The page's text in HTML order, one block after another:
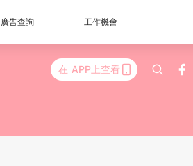
廣告查詢 工作機會
在 APP上查看